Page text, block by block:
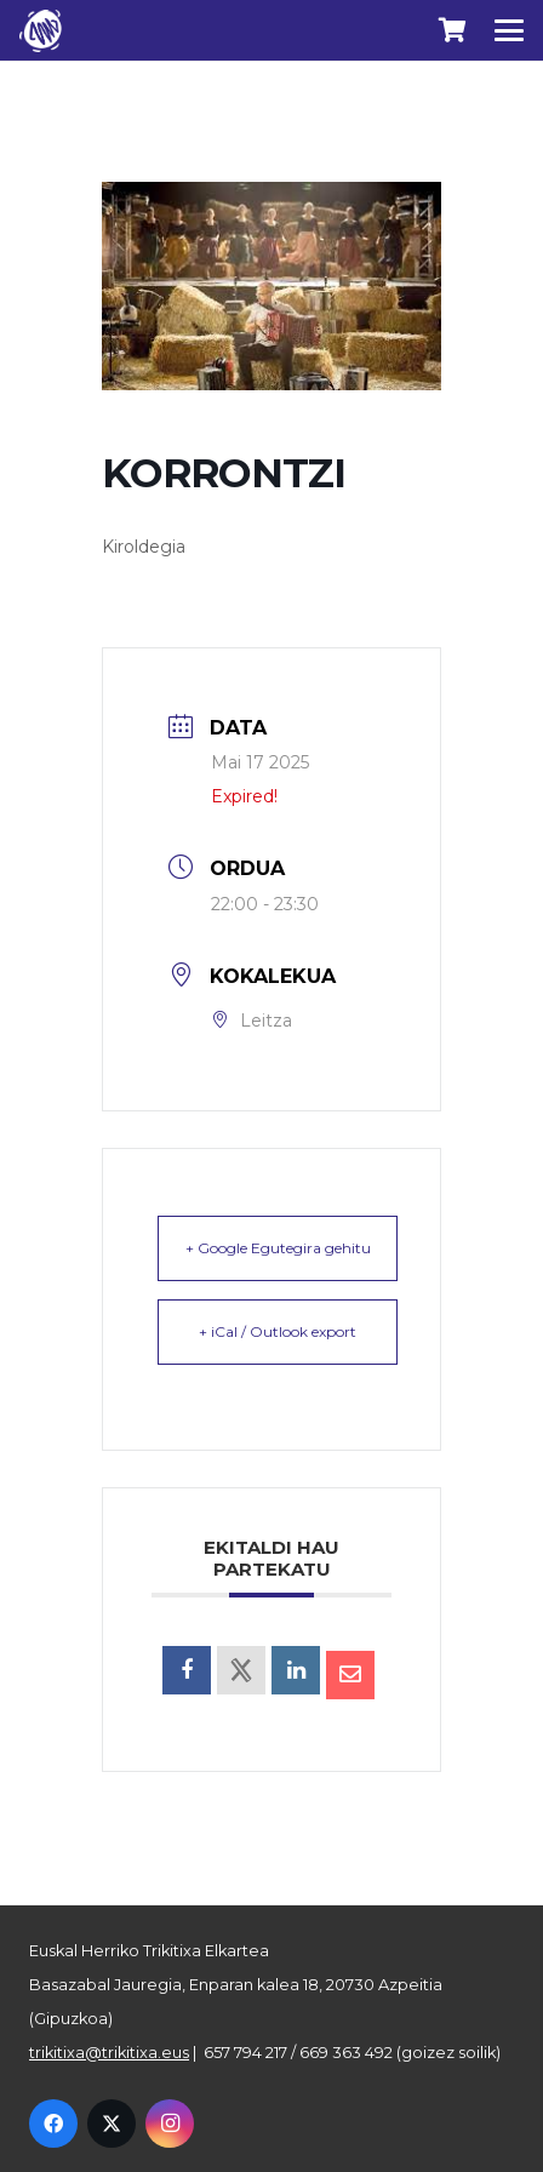
KORRONTZI
Kiroldegia
DATA
Mai 17 2025
Expired!
ORDUA
22:00 - 23:30
KOKALEKUA
Leitza
+ Google Egutegira gehitu
+ iCal / Outlook export
EKITALDI HAU
PARTEKATU
Euskal Herriko Trikitixa Elkartea
Basazabal Jauregia, Enparan kalea 18, 20730 Azpeitia
(Gipuzkoa)
trikitixa@trikitixa.eus | 657 794 217 / 669 363 492 (goizez soilik)